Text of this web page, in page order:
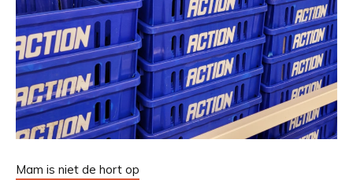
Mam is niet de hort op